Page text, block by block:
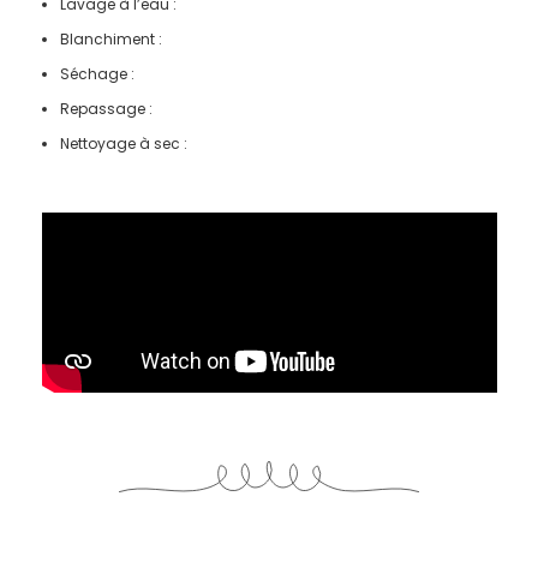
Blanchiment :
Séchage :
Repassage :
Nettoyage à sec :